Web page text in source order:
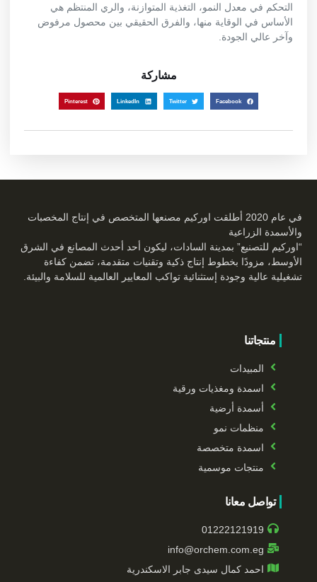
التحكم في معدل النمو، التغذية المتوازنة، والري المنتظم هي
الأساس في الوقاية منها، والفرق الحقيقي بين محصول مرفوض
وآخر عالي الجودة.
مشاركة
Facebook
Twitter
LinkedIn
Pinterest
في عام 2020 أطلقت اوركيم مصنعها المتخصص في إنتاج المخصبات
والأسمدة الزراعية
“اوركيم للتصنيع” بمدينة السادات، ليكون أحد أحدث المصانع في الشرق
الأوسط، مزودًا بخطوط إنتاج ذكية وتقنيات متقدمة، تضمن كفاءة
تشغيلية عالية وجودة إستثنائية تواكب المعايير العالمية للسلامة والبيئة.
منتجاتنا
المبيدات
اسمدة ومغذيات ورقية
أسمدة أرضية
منظمات نمو
اسمدة متخصصة
منتجات موسمية
تواصل معانا
01222121919
info@orchem.com.eg
احمد كمال سيدى جابر الاسكندرية